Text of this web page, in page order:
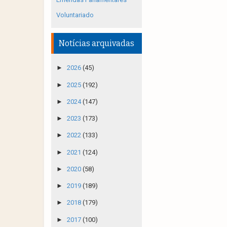
Voluntariado
Notícias arquivadas
► 2026 (45)
► 2025 (192)
► 2024(147)
► 2023 (173)
► 2022 (133)
► 2021 (124)
► 2020 (58)
► 2019 (189)
► 2018 (179)
► 2017 (100)